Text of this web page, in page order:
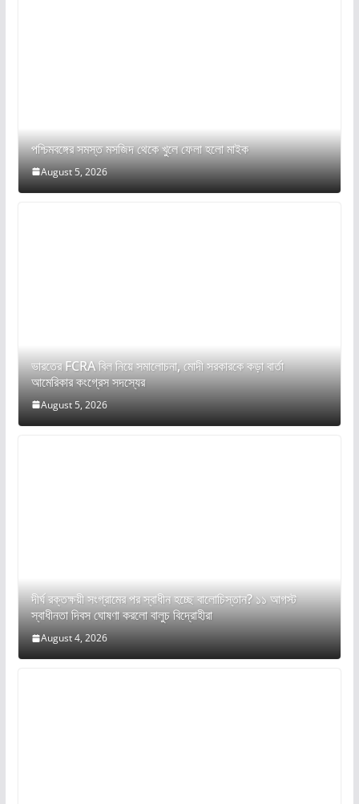
পশ্চিমবঙ্গের সমস্ত মসজিদ থেকে খুলে ফেলা হলো মাইক
August 5, 2026
ভারতের FCRA বিল নিয়ে সমালোচনা, মোদী সরকারকে কড়া বার্তা
আমেরিকার কংগ্রেস সদস্যের
August 5, 2026
দীর্ঘ রক্তক্ষয়ী সংগ্রামের পর স্বাধীন হচ্ছে বালোচিস্তান? ১১ আগস্ট
স্বাধীনতা দিবস ঘোষণা করলো বালুচ বিদ্রোহীরা
August 4, 2026